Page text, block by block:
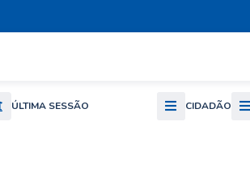
CIDADÃO
ÚLTIMA SESSÃO